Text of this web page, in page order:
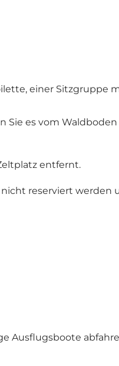
einer Sitzgruppe
es vom Waldboden
entfernt.
reserviert werden
Ausflugsboote